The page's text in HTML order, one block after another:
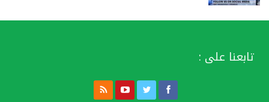
تابعنا على :